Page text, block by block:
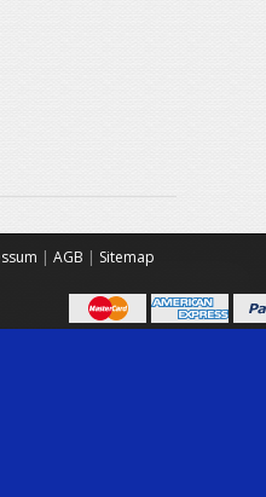
| AGB | Sitemap